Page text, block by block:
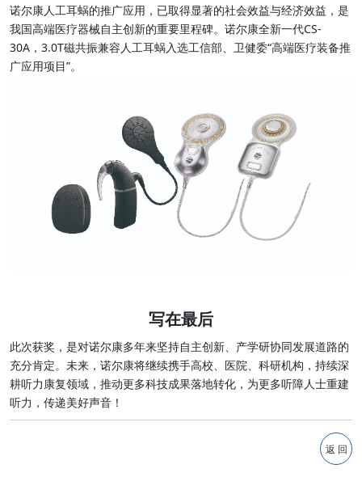
诺尔康人工耳蜗的推广应用，已取得显著的社会效益与经济效益，是
我国高端医疗器械自主创新的重要里程碑。诺尔康全新一代CS-
30A，3.0T磁共振兼容人工耳蜗入选工信部、卫健委“高端医疗装备推
广应用项目”。
写在最后
此次获奖，是对诺尔康多年来坚持自主创新、产学研协同发展道路的
充分肯定。未来，诺尔康将继续携手高校、医院、科研机构，持续深
耕听力康复领域，推动更多科技成果落地转化，为更多听障人士重建
听力，传递美好声音！
返 回